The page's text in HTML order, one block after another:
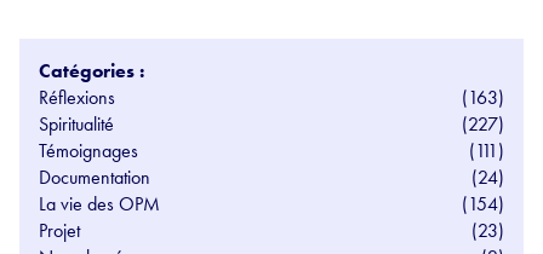
Catégories :
Réflexions
(163)
Spiritualité
(227)
Témoignages
(111)
Documentation
(24)
La vie des OPM
(154)
Projet
(23)